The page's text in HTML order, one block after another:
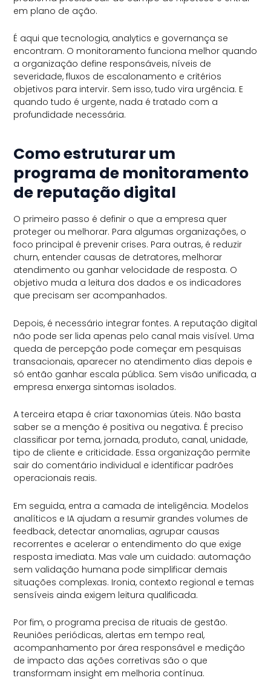
em plano de ação.
É aqui que tecnologia, analytics e governança se
encontram. O monitoramento funciona melhor quando
a organização define responsáveis, níveis de
severidade, fluxos de escalonamento e critérios
objetivos para intervir. Sem isso, tudo vira urgência. E
quando tudo é urgente, nada é tratado com a
profundidade necessária.
Como estruturar um
programa de monitoramento
de reputação digital
O primeiro passo é definir o que a empresa quer
proteger ou melhorar. Para algumas organizações, o
foco principal é prevenir crises. Para outras, é reduzir
churn, entender causas de detratores, melhorar
atendimento ou ganhar velocidade de resposta. O
objetivo muda a leitura dos dados e os indicadores
que precisam ser acompanhados.
Depois, é necessário integrar fontes. A reputação digital
não pode ser lida apenas pelo canal mais visível. Uma
queda de percepção pode começar em pesquisas
transacionais, aparecer no atendimento dias depois e
só então ganhar escala pública. Sem visão unificada, a
empresa enxerga sintomas isolados.
A terceira etapa é criar taxonomias úteis. Não basta
saber se a menção é positiva ou negativa. É preciso
classificar por tema, jornada, produto, canal, unidade,
tipo de cliente e criticidade. Essa organização permite
sair do comentário individual e identificar padrões
operacionais reais.
Em seguida, entra a camada de inteligência. Modelos
analíticos e IA ajudam a resumir grandes volumes de
feedback, detectar anomalias, agrupar causas
recorrentes e acelerar o entendimento do que exige
resposta imediata. Mas vale um cuidado: automação
sem validação humana pode simplificar demais
situações complexas. Ironia, contexto regional e temas
sensíveis ainda exigem leitura qualificada.
Por fim, o programa precisa de rituais de gestão.
Reuniões periódicas, alertas em tempo real,
acompanhamento por área responsável e medição
de impacto das ações corretivas são o que
transformam insight em melhoria contínua.